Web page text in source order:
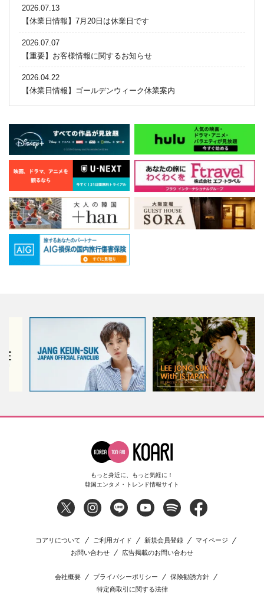
2026.07.13
【休業日情報】7月20日は休業日です
2026.07.07
【重要】お客様情報に関するお知らせ
2026.04.22
【休業日情報】ゴールデンウィーク休業案内
もっと身近に、もっと気軽に！
韓国エンタメ・トレンド情報サイト
コアリについて ご利用ガイド 新規会員登録
マイページ
お問い合わせ
広告掲載のお問い合わせ
会社概要 プライバシーポリシー
保険勧誘方針
特定商取引に関する法律